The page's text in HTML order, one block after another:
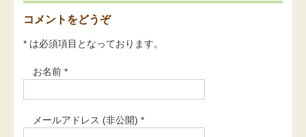
コメントをどうぞ
* は必須項目となっております。
お名前 *
メールアドレス (非公開) *